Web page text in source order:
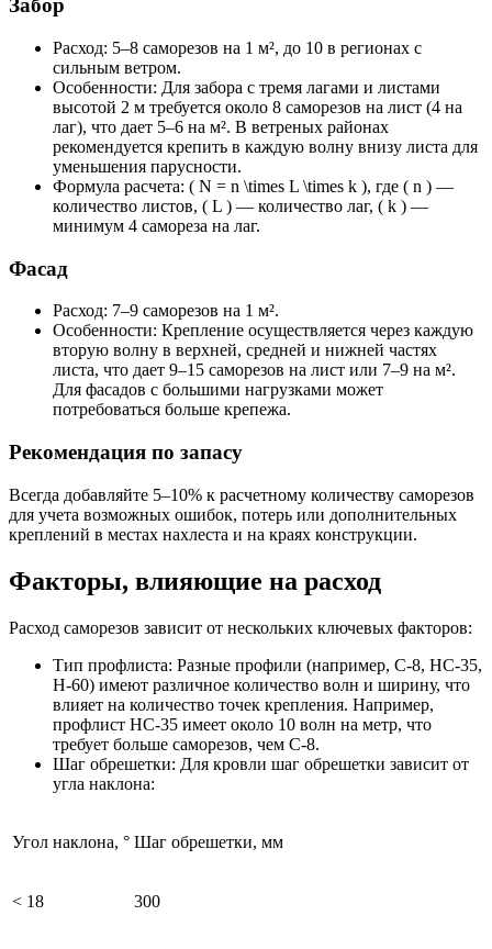
Забор
Расход: 5–8 саморезов на 1 м², до 10 в регионах с
сильным ветром.
Особенности: Для забора с тремя лагами и листами
высотой 2 м требуется около 8 саморезов на лист (4 на
лаг), что дает 5–6 на м². В ветреных районах
рекомендуется крепить в каждую волну внизу листа для
уменьшения парусности.
Формула расчета: ( N = n \times L \times k ), где ( n ) —
количество листов, ( L ) — количество лаг, ( k ) —
минимум 4 самореза на лаг.
Фасад
Расход: 7–9 саморезов на 1 м².
Особенности: Крепление осуществляется через каждую
вторую волну в верхней, средней и нижней частях
листа, что дает 9–15 саморезов на лист или 7–9 на м².
Для фасадов с большими нагрузками может
потребоваться больше крепежа.
Рекомендация по запасу
Всегда добавляйте 5–10% к расчетному количеству саморезов
для учета возможных ошибок, потерь или дополнительных
креплений в местах нахлеста и на краях конструкции.
Факторы, влияющие на расход
Расход саморезов зависит от нескольких ключевых факторов:
Тип профлиста: Разные профили (например, С-8, НС-35,
Н-60) имеют различное количество волн и ширину, что
влияет на количество точек крепления. Например,
профлист НС-35 имеет около 10 волн на метр, что
требует больше саморезов, чем С-8.
Шаг обрешетки: Для кровли шаг обрешетки зависит от
угла наклона:
Угол наклона, ° Шаг обрешетки, мм
< 18 300